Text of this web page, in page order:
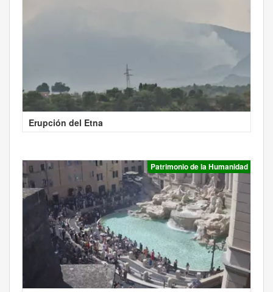
Erupción del Etna
Patrimonio de la Humanidad